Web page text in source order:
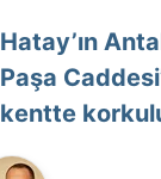
Hatay’ın
Paşa
kentte